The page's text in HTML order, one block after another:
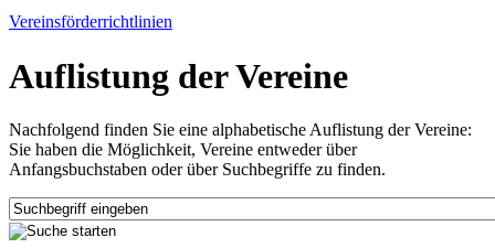
Vereinsförderrichtlinien
Auflistung der Vereine
Nachfolgend finden Sie eine alphabetische Auflistung der Vereine:
Sie haben die Möglichkeit, Vereine entweder über
Anfangsbuchstaben oder über Suchbegriffe zu finden.